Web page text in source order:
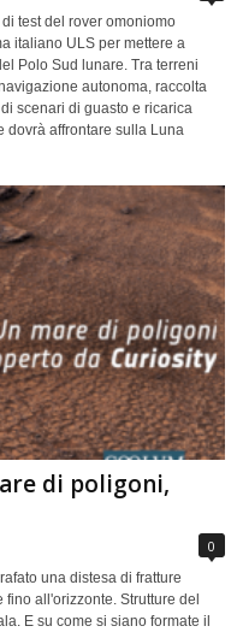
test del rover omoniomo
italiano ULS per mettere a
Polo Sud lunare. Tra terreni
autonoma, raccolta
scenari di guasto e ricarica
dovrà affrontare sulla Luna
di poligoni,
0
una distesa di fratture
all'orizzonte. Strutture del
E su come si siano formate il